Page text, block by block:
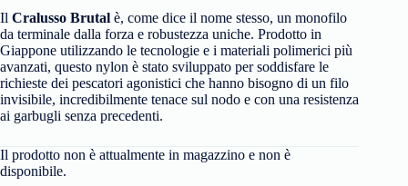
Il Cralusso Brutal è, come dice il nome stesso, un monofilo
da terminale dalla forza e robustezza uniche. Prodotto in
Giappone utilizzando le tecnologie e i materiali polimerici più
avanzati, questo nylon è stato sviluppato per soddisfare le
richieste dei pescatori agonistici che hanno bisogno di un filo
invisibile, incredibilmente tenace sul nodo e con una resistenza
ai garbugli senza precedenti.
Il prodotto non è attualmente in magazzino e non è
disponibile.